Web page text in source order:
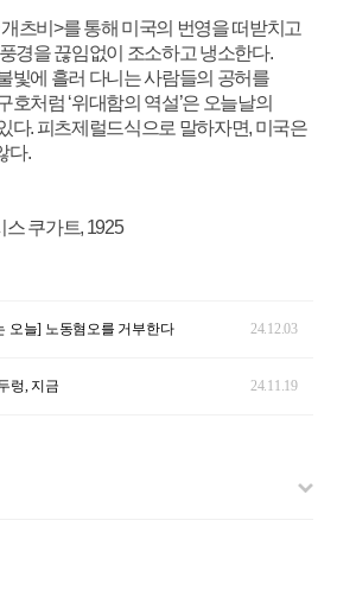
츠비>를 통해 미국의 번영을 떠받치고
경을 끊임없이 조소하고 냉소한다.
빛에 흘러 다니는 사람들의 공허를
호처럼 ‘위대함의 역설’은 오늘날의
다. 피츠제럴드식으로 말하자면, 미국은
다.
스 쿠가트, 1925
오늘] 노동혐오를 거부한다 24.12.03
렁, 지금 24.11.19